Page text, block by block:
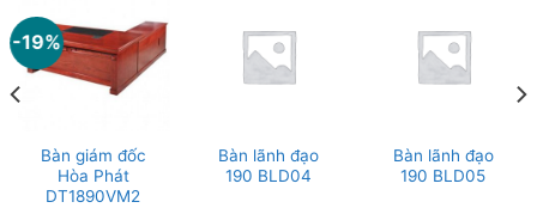
-19%
Bàn giám đốc
Hòa Phát
DT1890VM2
Bàn lãnh đạo
190 BLD04
Bàn lãnh đạo
190 BLD05